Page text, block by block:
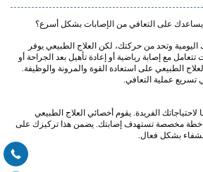
على التعافي من الإصابات بشكل أسرع؟
وتحد من حركتك، لكن العلاج الطبيعي يوفر
مع إصابة رياضية أو إعادة تأهيل بعد الجراحة أو
الطبيعي على استعادة القوة والمرونة والوظيفة.
تسريع عملية التعافي.
الفريدة. يقوم أخصائي العلاج الطبيعي
خطة مخصصة تستهدف إصابتك. يضمن هذا تركيزك على
بشكل فعال.